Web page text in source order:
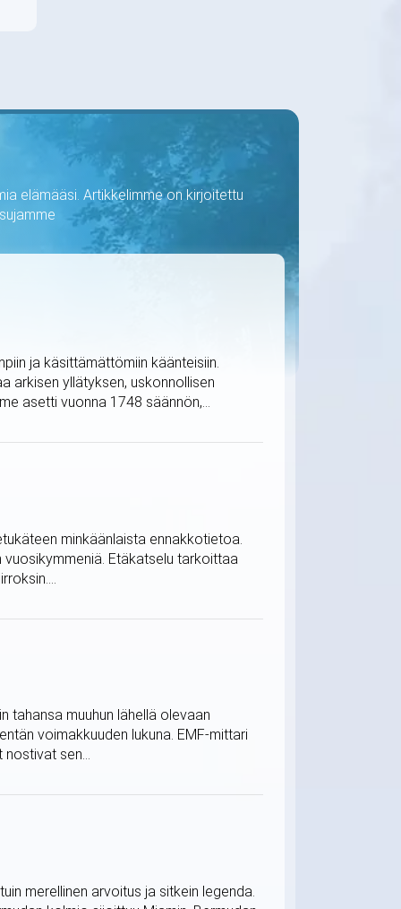
elämääsi. Artikkelimme on kirjoitettu
ja käsittämättömiin käänteisiin.
arkisen yllätyksen, uskonnollisen
asetti vuonna 1748 säännön,...
minkäänlaista ennakkotietoa.
Etäkatselu tarkoittaa
tahansa muuhun lähellä olevaan
voimakkuuden lukuna. EMF-mittari
sen...
merellinen arvoitus ja sitkein legenda.